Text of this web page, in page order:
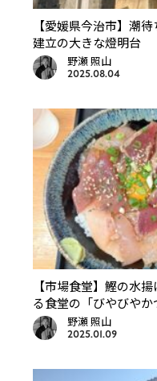
【愛媛県今治市】潮
建立の大きな燈明台
野瀬 照山
2025.08.04
【市場食堂】鰹の水
る食堂の「びやびやか
野瀬 照山
2025.01.09